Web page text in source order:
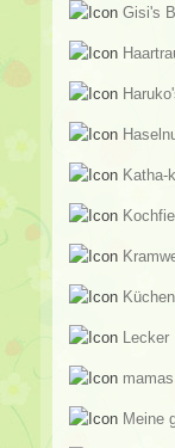
Gisi's
Katha-
Lecker
Meine